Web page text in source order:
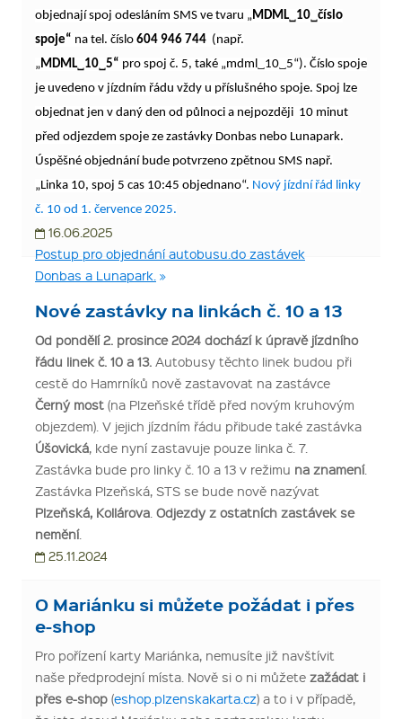
objednají spoj odesláním SMS ve tvaru „MDML˽10˽číslo
spoje“ na tel. číslo 604 946 744 (např.
„MDML˽10˽5“ pro spoj č. 5, také „mdml˽10˽5“). Číslo spoje
je uvedeno v jízdním řádu vždy u příslušného spoje. Spoj lze
objednat jen v daný den od půlnoci a nejpozději 10 minut
před odjezdem spoje ze zastávky Donbas nebo Lunapark.
Úspěšné objednání bude potvrzeno zpětnou SMS např.
„Linka 10, spoj 5 cas 10:45 objednano“. Nový jízdní řád linky
č. 10 od 1. července 2025.
16.06.2025
Postup pro objednání autobusu.do zastávek
Donbas a Lunapark.
Nové zastávky na linkách č. 10 a 13
Od pondělí 2. prosince 2024 dochází k úpravě jízdního
řádu linek č. 10 a 13. Autobusy těchto linek budou při
cestě do Hamrníků nově zastavovat na zastávce
Černý most (na Plzeňské třídě před novým kruhovým
objezdem). V jejich jízdním řádu přibude také zastávka
Úšovická, kde nyní zastavuje pouze linka č. 7.
Zastávka bude pro linky č. 10 a 13 v režimu na znamení.
Zastávka Plzeňská, STS se bude nově nazývat
Plzeňská, Kollárova Odjezdy z ostatních zastávek se
nemění.
25.11.2024
O Mariánku si můžete požádat i přes
e-shop
Pro pořízení karty Mariánka, nemusíte již navštívit
naše předprodejní místa. Nově si o ni můžete zažádat i
přes e-shop (eshop.plzenskakarta.cz) a to i v případě,